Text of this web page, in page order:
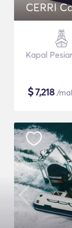
CERRI
Kapal
$7,218 /